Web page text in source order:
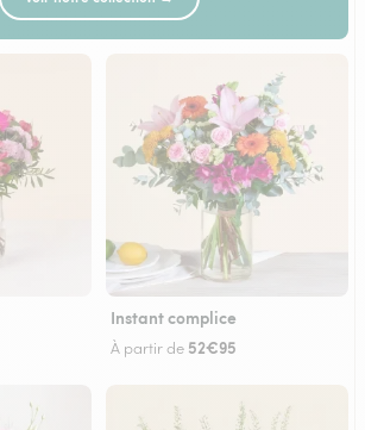
Instant complice
À partir de 52€95